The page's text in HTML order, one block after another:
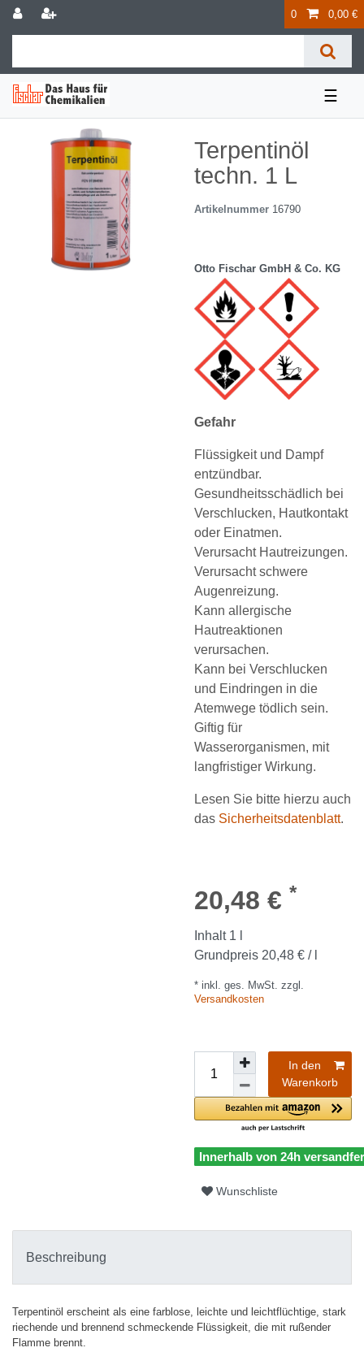
0 0,00 €
☰
Terpentinöl
techn. 1 L
Artikelnummer 16790
Otto Fischar GmbH & Co. KG
Gefahr
Flüssigkeit und Dampf
entzündbar.
Gesundheitsschädlich bei
Verschlucken, Hautkontakt
oder Einatmen.
Verursacht Hautreizungen.
Verursacht schwere
Augenreizung.
Kann allergische
Hautreaktionen
verursachen.
Kann bei Verschlucken
und Eindringen in die
Atemwege tödlich sein.
Giftig für
Wasserorganismen, mit
langfristiger Wirkung.
Lesen Sie bitte hierzu auch
das Sicherheitsdatenblatt.
20,48 € *
Inhalt 1
Grundpreis 20,48 € / l
* inkl. ges. MwSt. zzgl.
Versandkosten
In den
Warenkorb
Innerhalb von 24h
Wunschliste
Beschreibung
Terpentinöl erscheint als eine farblose, leichte und leichtflüchtige, stark
riechende und brennend schmeckende Flüssigkeit, die mit rußender
Flamme brennt.